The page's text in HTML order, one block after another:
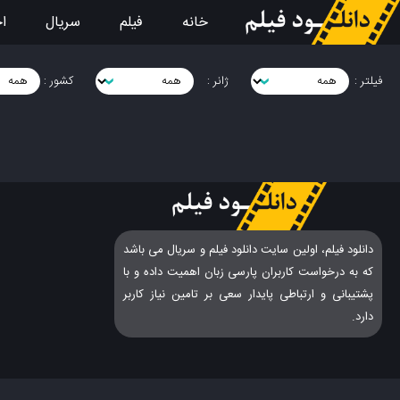
خانه فیلم سریال
فیلتر : ژانر : کشور :
دانلود فیلم، اولین سایت دانلود فیلم و سریال می باشد
که به درخواست کاربران پارسی زبان اهمیت داده و با
پشتیبانی و ارتباطی پایدار سعی بر تامین نیاز کاربر
دارد.